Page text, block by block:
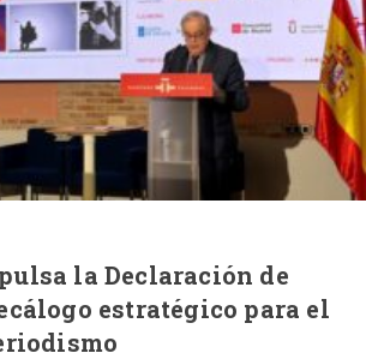
la Declaración de
estratégico para el